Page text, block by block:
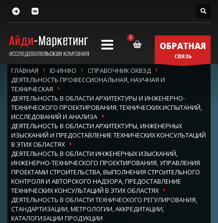
ОБРАТНАЯ
СВЯЗЬ
ГЛАВНАЯ ID-ИНФО
СПРАВОЧНИК ОКВЭД
ДЕЯТЕЛЬНОСТЬ ПРОФЕССИОНАЛЬНАЯ, НАУЧНАЯ И
ТЕХНИЧЕСКАЯ
ДЕЯТЕЛЬНОСТЬ В ОБЛАСТИ АРХИТЕКТУРЫ И ИНЖЕНЕРНО-
ТЕХНИЧЕСКОГО ПРОЕКТИРОВАНИЯ; ТЕХНИЧЕСКИХ ИСПЫТАНИЙ,
ИССЛЕДОВАНИЙ И АНАЛИЗА
ДЕЯТЕЛЬНОСТЬ В ОБЛАСТИ АРХИТЕКТУРЫ, ИНЖЕНЕРНЫХ
ИЗЫСКАНИЙ И ПРЕДОСТАВЛЕНИЕ ТЕХНИЧЕСКИХ КОНСУЛЬТАЦИЙ
В ЭТИХ ОБЛАСТЯХ
ДЕЯТЕЛЬНОСТЬ В ОБЛАСТИ ИНЖЕНЕРНЫХ ИЗЫСКАНИЙ,
ИНЖЕНЕРНО-ТЕХНИЧЕСКОГО ПРОЕКТИРОВАНИЯ, УПРАВЛЕНИЯ
ПРОЕКТАМИ СТРОИТЕЛЬСТВА, ВЫПОЛНЕНИЯ СТРОИТЕЛЬНОГО
КОНТРОЛЯ И АВТОРСКОГО НАДЗОРА, ПРЕДОСТАВЛЕНИЕ
ТЕХНИЧЕСКИХ КОНСУЛЬТАЦИЙ В ЭТИХ ОБЛАСТЯХ
ДЕЯТЕЛЬНОСТЬ В ОБЛАСТИ ТЕХНИЧЕСКОГО РЕГУЛИРОВАНИЯ,
СТАНДАРТИЗАЦИИ, МЕТРОЛОГИИ, АККРЕДИТАЦИИ,
КАТАЛОГИЗАЦИИ ПРОДУКЦИИ